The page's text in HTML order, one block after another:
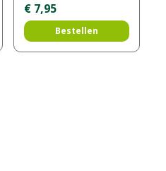
€ 7,95
Bestellen